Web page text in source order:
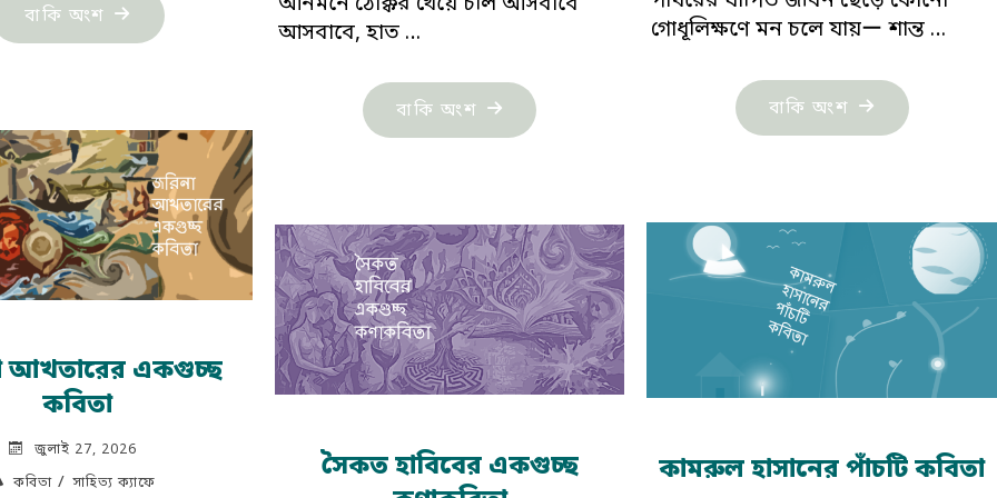
বাকি অংশ "মনজু
রহমানের
গোধূলিক্ষণে মন চলে যায়ー শান্ত …
বাকি অংশ "আতিকা
হাসানের
আসবাবে, হাত …
বাকি অংশ "সীমিতা
মুখোপাধ‍্যায়ের
আখতারের একগুচ্ছ
কবিতা
জুলাই 27, 2026
কবিতা/ সাহিত্য ক্যাফে কামরুল হাসানের পাঁচটি কবিতা
সৈকত হাবিবের একগুচ্ছ